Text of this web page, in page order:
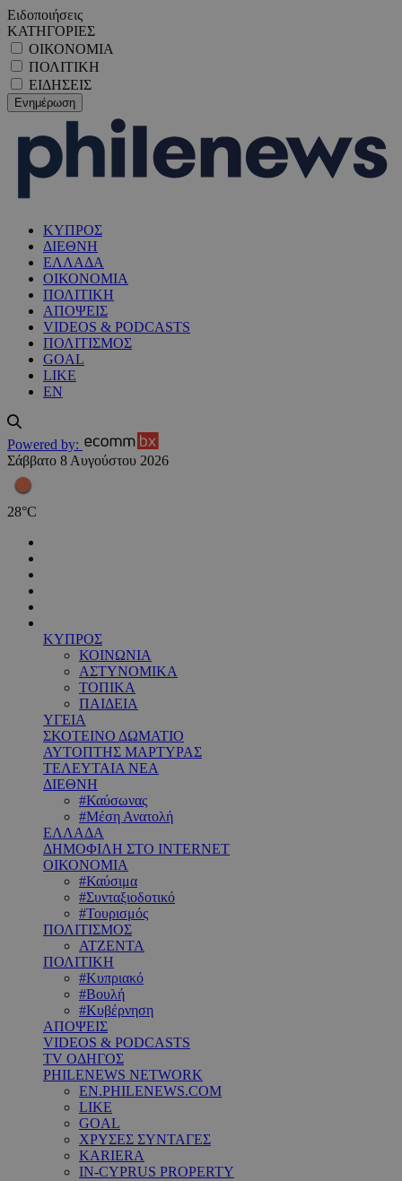
Ειδοποιήσεις
ΚΑΤΗΓΟΡΙΕΣ
ΟΙΚΟΝΟΜΙΑ
ΠΟΛΙΤΙΚΗ
ΕΙΔΗΣΕΙΣ
ΚΥΠΡΟΣ
ΔΙΕΘΝΗ
ΕΛΛΑΔΑ
ΟΙΚΟΝΟΜΙΑ
ΠΟΛΙΤΙΚΗ
ΑΠΟΨΕΙΣ
VIDEOS & PODCASTS
ΠΟΛΙΤΙΣΜΟΣ
GOAL
LIKE
EN
Powered by:
Σάββατο 8 Αυγούστου 2026
28°C
ΚΥΠΡΟΣ
ΚΟΙΝΩΝΙΑ
ΑΣΤΥΝΟΜΙΚΑ
ΤΟΠΙΚΑ
ΠΑΙΔΕΙΑ
ΥΓΕΙΑ
ΣΚΟΤΕΙΝΟ ΔΩΜΑΤΙΟ
ΑΥΤΟΠΤΗΣ ΜΑΡΤΥΡΑΣ
ΤΕΛΕΥΤΑΙΑ ΝΕΑ
ΔΙΕΘΝΗ
#Καύσωνας
#Μέση Ανατολή
ΕΛΛΑΔΑ
ΔΗΜΟΦΙΛΗ ΣΤΟ INTERNET
ΟΙΚΟΝΟΜΙΑ
#Καύσιμα
#Συνταξιοδοτικό
#Τουρισμός
ΠΟΛΙΤΙΣΜΟΣ
ΑΤΖΕΝΤΑ
ΠΟΛΙΤΙΚΗ
#Κυπριακό
#Βουλή
#Κυβέρνηση
ΑΠΟΨΕΙΣ
VIDEOS & PODCASTS
TV ΟΔΗΓΟΣ
PHILENEWS NETWORK
EN.PHILENEWS.COM
LIKE
GOAL
ΧΡΥΣΕΣ ΣΥΝΤΑΓΕΣ
KARIERA
IN-CYPRUS PROPERTY